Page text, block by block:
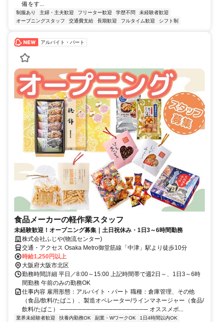
備をす...
制服あり 主婦・主夫歓迎 フリーター歓迎 学歴不問
未経験者歓迎
オープニングスタッフ
交通費支給 長期歓迎 フルタイム歓迎 シフト制
アルバイト・パート
食品メーカーの軽作業スタッフ
未経験歓迎！オープニング募集｜土日祝休み・1日3～6時間勤務
株式会社ふじや(物流センター)
交通・アクセス Osaka Metro御堂筋線「中津」駅より徒歩10分
時給1,250円以上
大阪府大阪市北区
勤務時間詳細 平日／8:00～15:00 上記時間帯で週2日～、1日3～6時
間勤務 午前のみの勤務OK
仕事内容 雇用形態：アルバイト・パート 職種：倉庫管理、その他
（食品/飲料/たばこ）、製造オペレーター/ラインマネージャー（食品/
飲料/たばこ） ──────────────────── オススメポ...
業界未経験者歓迎 扶養内勤務OK 副業・WワークOK 1日4時間以内OK